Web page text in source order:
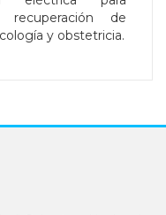
recuperación de
y obstetricia.